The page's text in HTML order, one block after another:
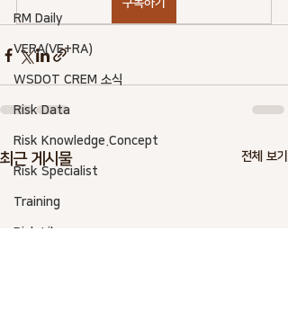
RM Daily
VERA(VE+RA)
WSDOT CREM 소식
Risk Data
Risk Knowledge.Concept
Risk Specialist
Training
Risk Library
최근 게시물 전체 보기